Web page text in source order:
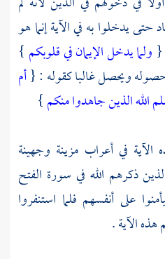
حتى يدخلوا به في الآية إنما هو
{ ولما يدخل الإيمان في قلوبكم }
ويحصل غالبا كقوله : {أم
الله الذين جاهدوا منكم}
في أعراب مزينة وجهينة
ذكرهم الله في سورة الفتح
على أنفسهم فلما استنفروا
الآية .